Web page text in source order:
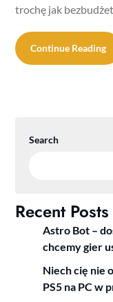
trochę jak
Continue Reading
Search
Recent Posts
Astro Bot –
chcemy gier
Niech cię nie
PS5 na PC w